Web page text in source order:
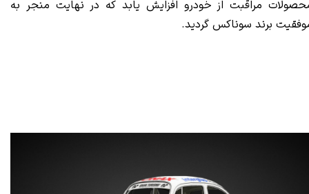
مراقبت از خودرو افزایش یابد که در نهایت منجر به
برند سوناکس گردید.